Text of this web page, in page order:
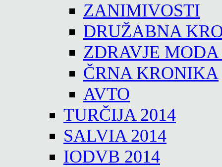
ZANIMIVOSTI
DRUŽABNA
ZDRAVJE
ČRNA KRONIKA
AVTO
TURČIJA 2014
SALVIA 2014
IODVB 2014